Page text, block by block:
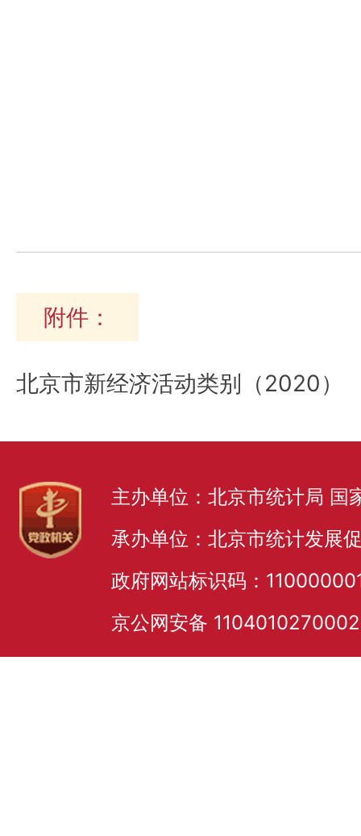
附件：
北京市新经济活动类别（2020）
主办单位：北京市统计局 国
承办单位：北京市统计发展
政府网站标识码：
京公网安备